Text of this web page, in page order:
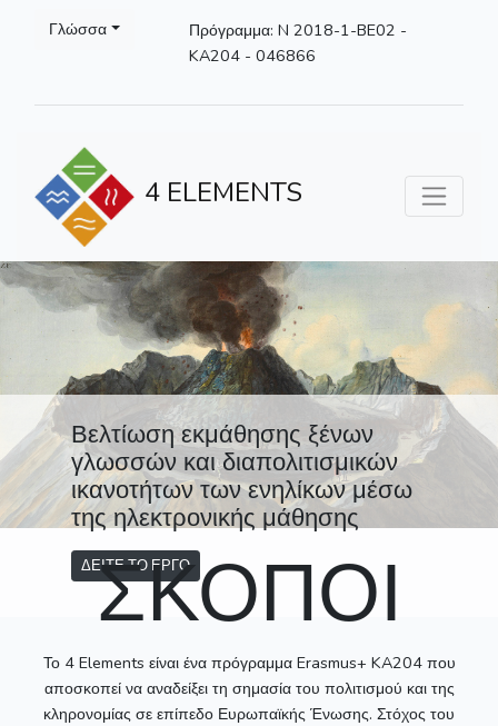
Γλώσσα
Πρόγραμμα: N 2018-1-BE02 -
KA204 - 046866
4 ELEMENTS
Βελτίωση εκμάθησης ξένων
γλωσσών και διαπολιτισμικών
ικανοτήτων των ενηλίκων μέσω
της ηλεκτρονικής μάθησης
ΔΕΙΤΕ ΤΟ ΕΡΓΟ
ΣΚΟΠΟΙ
Το 4 Elements είναι ένα πρόγραμμα Erasmus+ KA204 που
αποσκοπεί να αναδείξει τη σημασία του πολιτισμού και της
κληρονομίας σε επίπεδο Ευρωπαϊκής Ένωσης. Στόχος του